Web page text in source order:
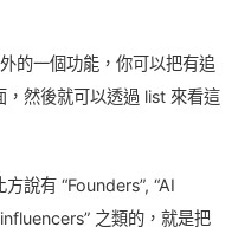
的一個功能，你可以把有追
然後就可以透過 list 來看這
說有 “Founders”, “AI
之類的，就是把